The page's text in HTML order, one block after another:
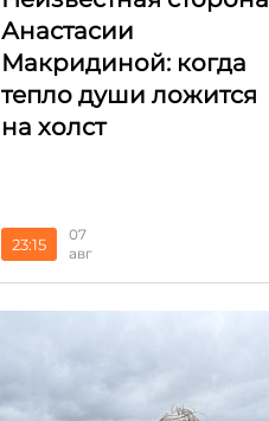
Анастасии
Макридиной: когда
тепло души ложится
на холст
23:15
07
авг